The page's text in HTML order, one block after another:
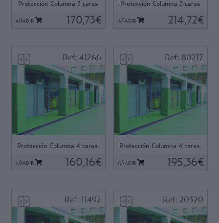
Protección Columna 3 caras
en U 40x40x40...
AÑADIR 170,73€
Protección Columna 3 caras
en U 40x40x40...
AÑADIR 214,72€
Ref: 41266
Protección Columna 4 caras.
25x25x 2 cm....
AÑADIR 160,16€
Ref: 41266
Ref: 80217
Protección Columna 4 caras.
25x25x 2 cm....
AÑADIR 195,36€
Ref: 80217
Ref: 11492
Ref: 11492
Ref: 20320
Ref: 20320